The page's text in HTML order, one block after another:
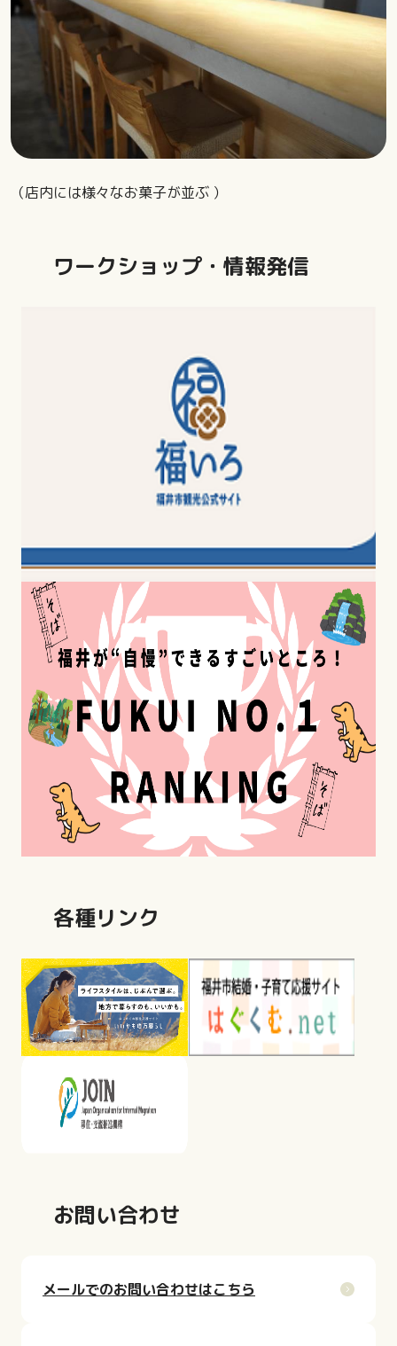
（店内には様々なお菓子が並ぶ ）
ワークショップ・情報発信
各種リンク
お問い合わせ
メールでのお問い合わせはこちら